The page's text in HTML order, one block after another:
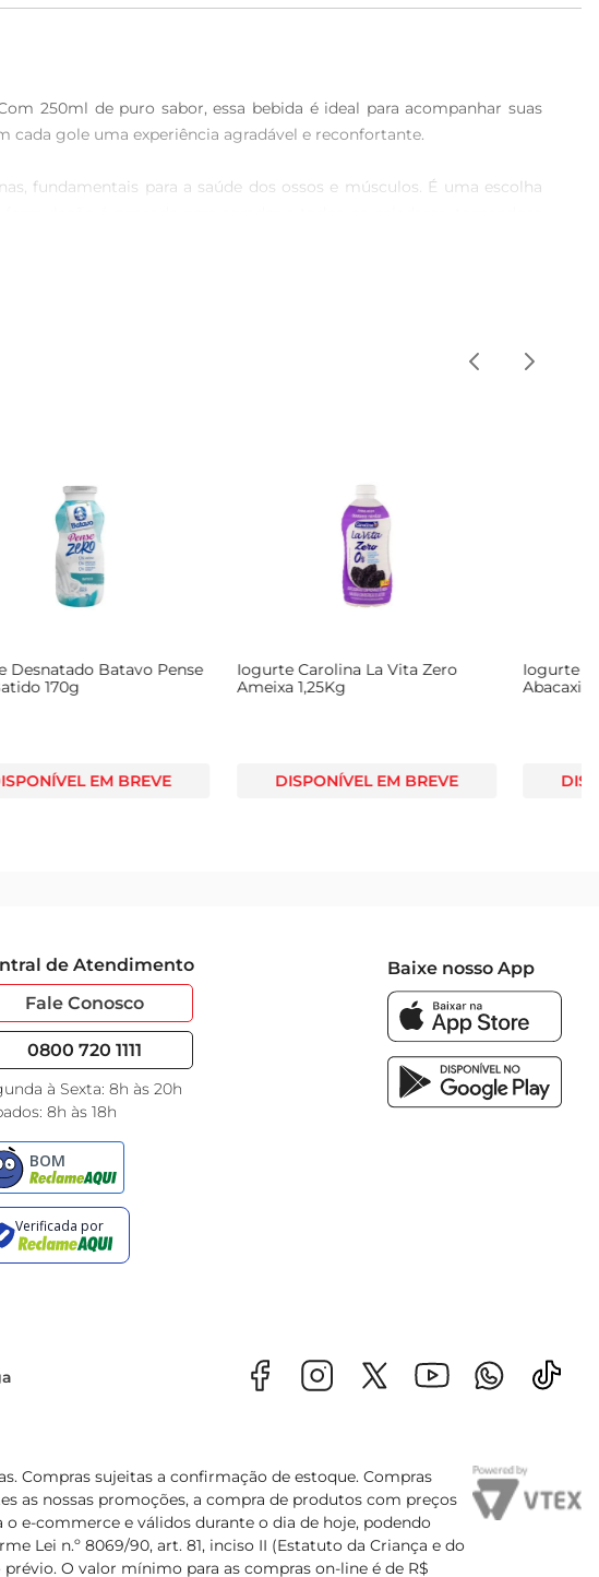
250ml de puro sabor, essa bebida é ideal para acompanhar suas
cada gole uma experiência agradável e reconfortante.
fundamentais para a saúde dos ossos e músculos. É uma escolha
É um produto que combina qualidade e sabor, com ingredientes
Iogurte Corpus Zero Lactose
Morango 850g
DISPONÍVEL EM BREVE
Iogurte Corpus Zero Lactose
Vitamina de Frutas 850g
DISPONÍVEL EM BREVE
de Atendimento
Fale Conosco
0800 720 1111
à Sexta: 8h às 20h
8h às 18h
Baixe nosso App
Compras sujeitas a confirmação de estoque. Compras
as nossas promoções, a compra de produtos com preços
e-commerce e válidos durante o dia de hoje, podendo
Lei n.º 8069/90, art. 81, inciso II (Estatuto da Criança e do
O valor mínimo para as compras on-line é de R$